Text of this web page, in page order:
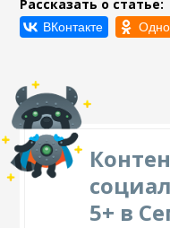
Рассказать о статье:
5+ в